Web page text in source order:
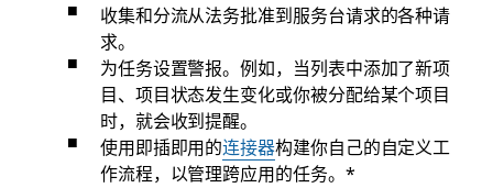
收集和分流从法务批准到服务台请求的各种请
求。
为任务设置警报。例如，当列表中添加了新项
目、项目状态发生变化或你被分配给某个项目
时，就会收到提醒。
使用即插即用的连接器构建你自己的自定义工
作流程，以管理跨应用的任务。*